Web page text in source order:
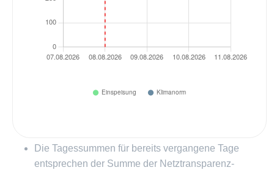
Die Tagessummen für bereits vergangene Tage
entsprechen der Summe der Netztransparenz-